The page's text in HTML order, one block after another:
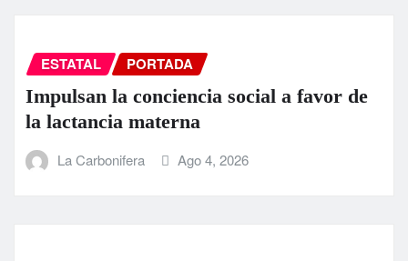
ESTATAL PORTADA
Impulsan la conciencia social a favor de
la lactancia materna
La Carbonifera Ago 4, 2026